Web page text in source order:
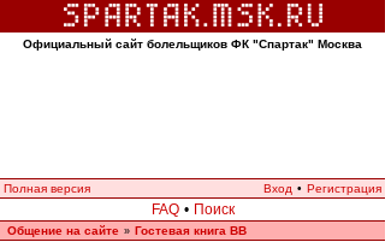
Официальный сайт болельщиков ФК "Спартак" Москва
Полная версия Вход • Регистрация
FAQ • Поиск
Общение на сайте » Гостевая книга ВВ